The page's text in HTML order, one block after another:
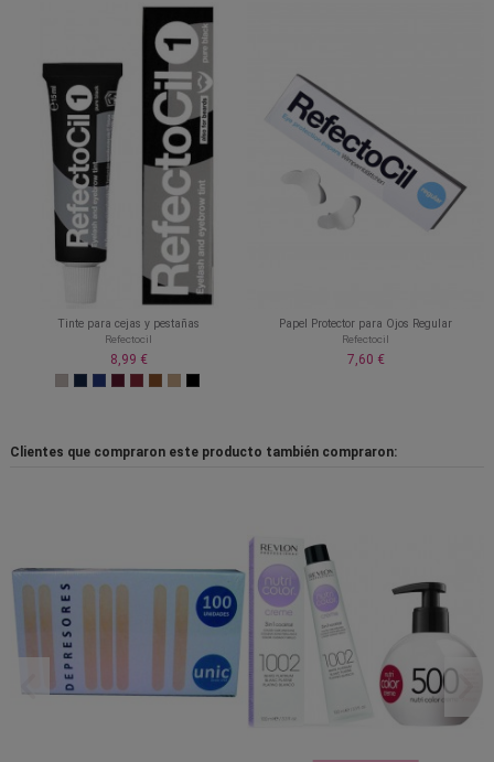
Tinte para cejas y pestañas
Refectocil
8,99 €
Papel Protector para Ojos Regular
Refectocil
7,60 €
Clientes que compraron este producto también compraron: